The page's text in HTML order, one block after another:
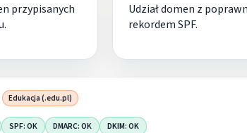
przypisanych
Udział domen z
rekordem SPF.
Edukacja (.edu.pl)
SPF: OK DMARC: OK DKIM: OK